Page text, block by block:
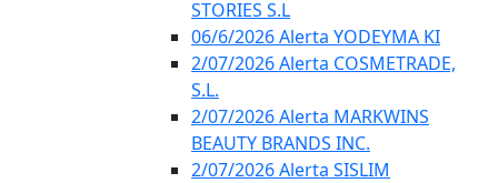
STORIES S.L
06/6/2026 Alerta YODEYMA KI
2/07/2026 Alerta COSMETRADE,
S.L.
2/07/2026 Alerta MARKWINS
BEAUTY BRANDS INC.
2/07/2026 Alerta SISLIM